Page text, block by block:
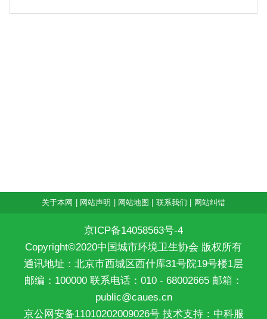
关于本网 网站声明 网站地图 联系我们 网站纠错
京ICP备14058563号-4
Copyright©2020中国城市环境卫生协会 版权所有
通讯地址：北京市西城区西什库31号院19号楼1层
邮编：100000 联系电话：010 - 68002665 邮箱：
public@caues.cn
京公网安备11010202009026号 技术支持：中科服